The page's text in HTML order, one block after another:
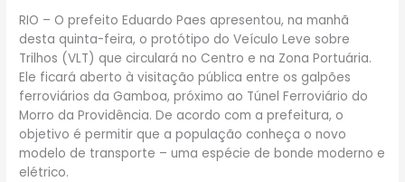
RIO – O prefeito Eduardo Paes apresentou, na manhã
desta quinta-feira, o protótipo do Veículo Leve sobre
Trilhos (VLT) que circulará no Centro e na Zona Portuária.
Ele ficará aberto à visitação pública entre os galpões
ferroviários da Gamboa, próximo ao Túnel Ferroviário do
Morro da Providência. De acordo com a prefeitura, o
objetivo é permitir que a população conheça o novo
modelo de transporte – uma espécie de bonde moderno e
elétrico.